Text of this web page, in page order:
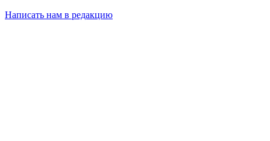
Написать нам в редакцию